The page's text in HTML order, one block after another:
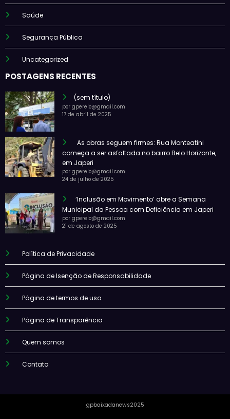
Saúde
Segurança Pública
Uncategorized
POSTAGENS RECENTES
(sem título)
por gperelo@gmail.com
17 de abril de 2025
As obras seguem firmes: Rua Monteatini
começa a ser asfaltada no bairro Belo Horizonte,
em Japeri
por gperelo@gmail.com
24 de julho de 2025
‘Inclusão em Movimento’ abre a Semana
Municipal da Pessoa com Deficiência em Japeri
por gperelo@gmail.com
21 de agosto de 2025
Política de Privacidade
Página de Isenção de Responsabilidade
Página de termos de uso
Página de Transparência
Quem somos
Contato
gpbaixadanews2025